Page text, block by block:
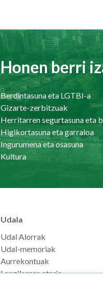
Honen berri
Berdintasuna eta LGTBI-a
Gizarte-zerbitzuak
Higikortasuna eta garraioa
Ingurumena eta osasuna
Kultura
Udala
Udal Alorrak
Udal-memoriak
Aurrekontuak
Langilearen ataria